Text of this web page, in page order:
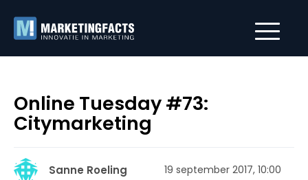
Online Tuesday #73:
Citymarketing
Sanne Roeling 19 september 2017, 10:00